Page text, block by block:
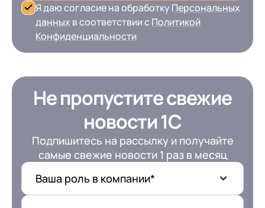
Я даю согласие на обработку Персональных
данных в соответствии сПолитикой
Конфиденциальности
Не пропустите свежие
новости 1С
Подпишитесь на рассылку и получайте
самые свежие новости 1 раз в месяц
Ваша роль в компании*